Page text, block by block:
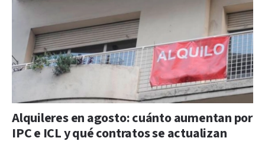
Alquileres en agosto: cuánto aumentan por
IPC e ICL y qué contratos se actualizan